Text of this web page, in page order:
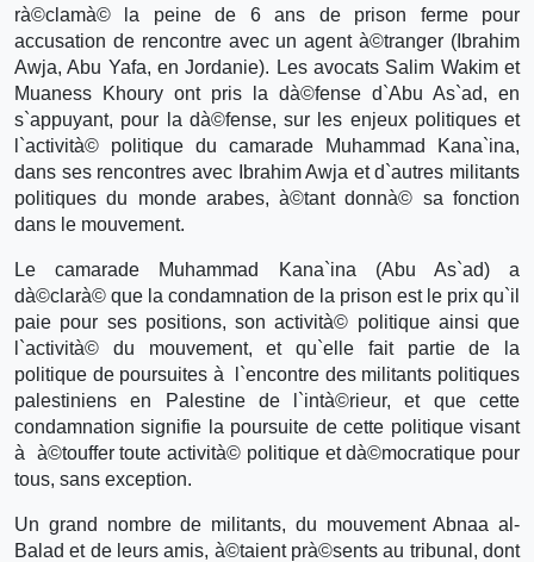
rà©clamà© la peine de 6 ans de prison ferme pour
accusation de rencontre avec un agent à©tranger (Ibrahim
Awja, Abu Yafa, en Jordanie). Les avocats Salim Wakim et
Muaness Khoury ont pris la dà©fense d`Abu As`ad, en
s`appuyant, pour la dà©fense, sur les enjeux politiques et
l`actività© politique du camarade Muhammad Kana`ina,
dans ses rencontres avec Ibrahim Awja et d`autres militants
politiques du monde arabes, à©tant donnà© sa fonction
dans le mouvement.
Le camarade Muhammad Kana`ina (Abu As`ad) a
dà©clarà© que la condamnation de la prison est le prix qu`il
paie pour ses positions, son actività© politique ainsi que
l`actività© du mouvement, et qu`elle fait partie de la
politique de poursuites à l`encontre des militants politiques
palestiniens en Palestine de l`intà©rieur, et que cette
condamnation signifie la poursuite de cette politique visant
à à©touffer toute actività© politique et dà©mocratique pour
tous, sans exception.
Un grand nombre de militants, du mouvement Abnaa al-
Balad et de leurs amis, à©taient prà©sents au tribunal, dont